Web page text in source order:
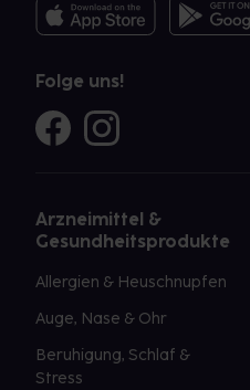
Folge uns!
Arzneimittel &
Gesundheitsprodukte
Allergien & Heuschnupfen
Auge, Nase & Ohr
Beruhigung, Schlaf &
Stress